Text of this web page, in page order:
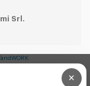
Srl.
×